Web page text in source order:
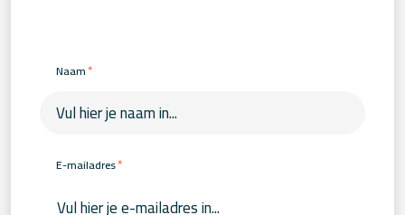
Naam*
E-mailadres*